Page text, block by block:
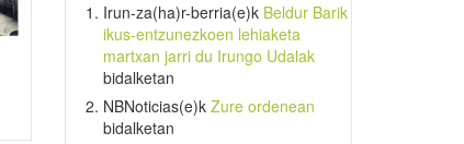
Irun-za(ha)r-berria(e)k Beldur Barik
ikus-entzunezkoen lehiaketa
martxan jarri du Irungo Udalak
bidalketan
NBNoticias(e)k Zure ordenean
bidalketan